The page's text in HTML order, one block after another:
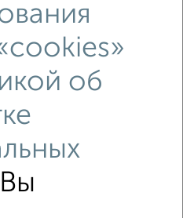
с ценой ниже
об